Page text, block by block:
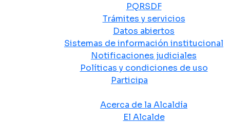
PQRSDF
Trámites y servicios
Datos abiertos
Sistemas de información institucional
Notificaciones judiciales
Políticas y condiciones de uso
Participa
Acerca de la Alcaldía
El Alcalde